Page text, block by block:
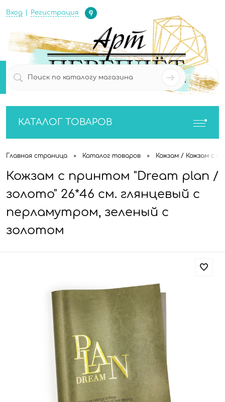
Вход Регистрация
Определение
0
КАТАЛОГ ТОВАРОВ
Главная страница • Каталог товаров • Кожзам / Кожзам с
Кожзам с принтом "Dream plan /
золото" 26*46 см. глянцевый с
перламутром, зеленый с
золотом